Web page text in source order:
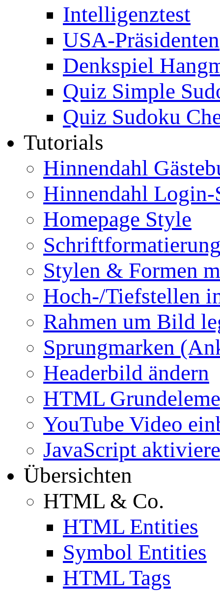
Intelligenztest
USA-Präsidenten
Denkspiel
Quiz Simple
Quiz Sudoku
Tutorials
Hinnendahl
Hinnendahl Login-
Homepage Style
Stylen & Formen
Hoch-/Tiefstellen
Rahmen um Bild
Sprungmarken
Headerbild ändern
HTML
YouTube Video
JavaScript
Übersichten
HTML & Co.
HTML Entities
Symbol Entities
HTML Tags